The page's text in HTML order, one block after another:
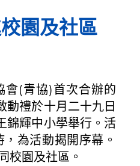
園及社區
會(青協)首次合辦的
動禮於十月二十九日
錦輝中小學舉行。活
為活動揭開序幕。
校園及社區。